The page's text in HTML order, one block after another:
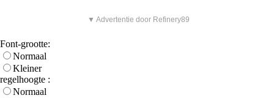
▼ Advertentie door Refinery89
Font-grootte:
Normaal
Kleiner
regelhoogte :
Normaal